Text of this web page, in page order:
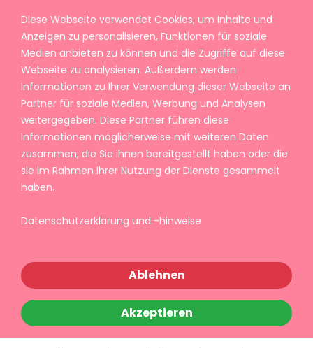
Diese Webseite verwendet Cookies, um Inhalte und
Anzeigen zu personalisieren, Funktionen für soziale
Medien anbieten zu können und die Zugriffe auf diese
Webseite zu analysieren. Außerdem werden
Informationen zu Ihrer Verwendung dieser Webseite an
Partner für soziale Medien, Werbung und Analysen
weitergegeben. Diese Partner führen diese
Informationen möglicherweise mit weiteren Daten
zusammen, die Sie ihnen bereitgestellt haben oder die
sie im Rahmen Ihrer Nutzung der Dienste gesammelt
haben.
Datenschutzerklärung und -hinweise
Ablehnen
Akzeptieren